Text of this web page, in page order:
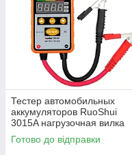
Тестер автомобильных
аккумуляторов RuoShui
3015A нагрузочная вилка
Готово до відправки